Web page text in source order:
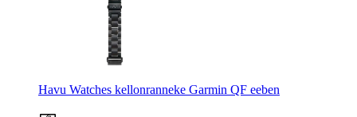
Havu Watches kellonranneke Garmin QF eeben